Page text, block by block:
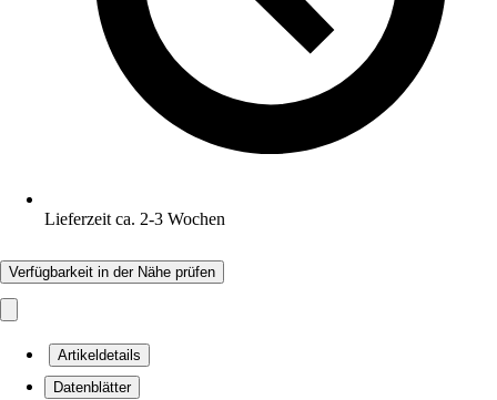
Lieferzeit ca. 2-3 Wochen
Verfügbarkeit in der Nähe prüfen
Artikeldetails
Datenblätter